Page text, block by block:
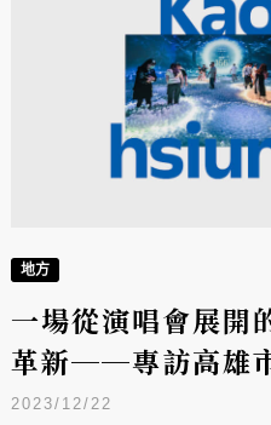
地方
一場從演唱會展開
革新──專訪高雄
發展局局長廖泰翔
2023/12/22